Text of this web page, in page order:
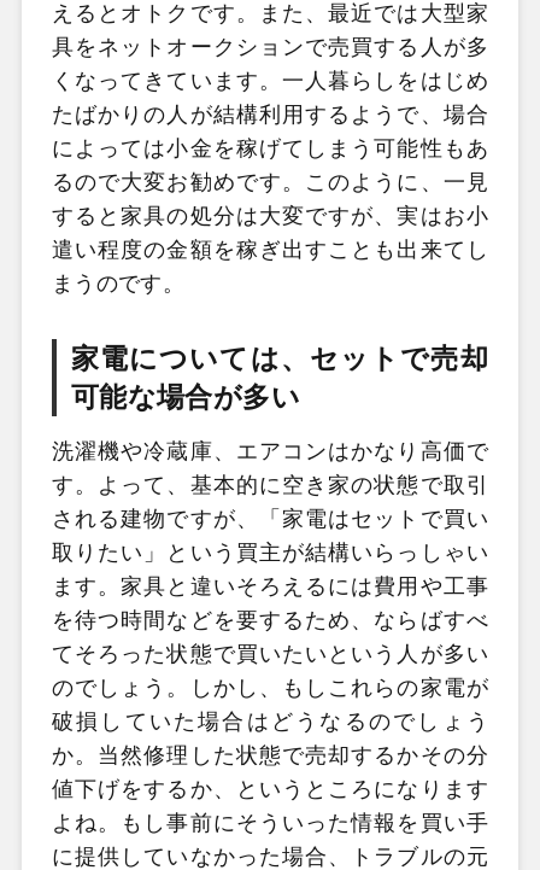
えるとオトクです。また、最近では大型家
具をネットオークションで売買する人が多
くなってきています。一人暮らしをはじめ
たばかりの人が結構利用するようで、場合
によっては小金を稼げてしまう可能性もあ
るので大変お勧めです。このように、一見
すると家具の処分は大変ですが、実はお小
遣い程度の金額を稼ぎ出すことも出来てし
まうのです。
家電については、セットで売却
可能な場合が多い
洗濯機や冷蔵庫、エアコンはかなり高価で
す。よって、基本的に空き家の状態で取引
される建物ですが、「家電はセットで買い
取りたい」という買主が結構いらっしゃい
ます。家具と違いそろえるには費用や工事
を待つ時間などを要するため、ならばすべ
てそろった状態で買いたいという人が多い
のでしょう。しかし、もしこれらの家電が
破損していた場合はどうなるのでしょう
か。当然修理した状態で売却するかその分
値下げをするか、というところになります
よね。もし事前にそういった情報を買い手
に提供していなかった場合、トラブルの元